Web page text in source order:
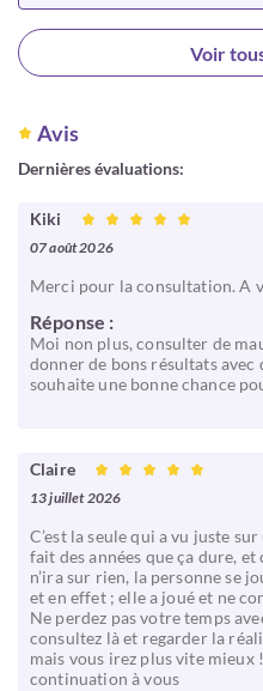
Voir
Avis
Dernières évaluations:
Kiki
07 août 2026
Merci pour la consultation. A
Réponse :
Moi non plus, consulter de
donner de bons résultats avec
souhaite une bonne chance
Claire
13 juillet 2026
C’est la seule qui a vu juste
fait des années que ça dure, et
n’ira sur rien, la personne se
et en effet ; elle a joué et ne
Ne perdez pas votre temps
consultez là et regarder la
mais vous irez plus vite
continuation à vous